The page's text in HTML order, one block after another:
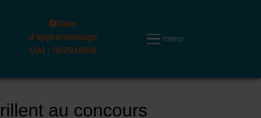
Taxe
d'apprentissage
UAI : 0070100W
au concours